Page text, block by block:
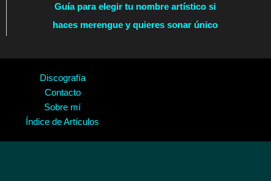
Guía para elegir tu nombre artístico si
haces merengue y quieres sonar único
Discografía
Contacto
Sobre mí
Índice de Artículos